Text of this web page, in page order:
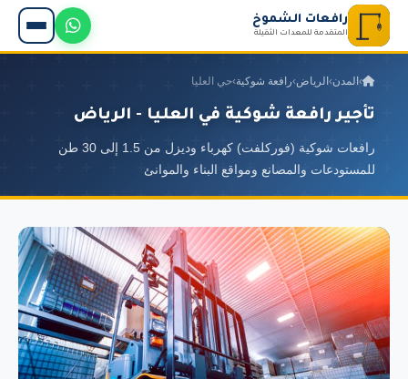
رافعات الشموخ
المتقدمة للمعدات الثقيلة
› المدن› الرياض›رافعة شوكية›حي العليا
تأجير رافعة شوكية في العليا - الرياض
رافعات شوكية (فوركلفت) كهرباء وديزل من 1.5 إلى 30 طن
للمستودعات والمصانع ومواقع البناء والموانئ